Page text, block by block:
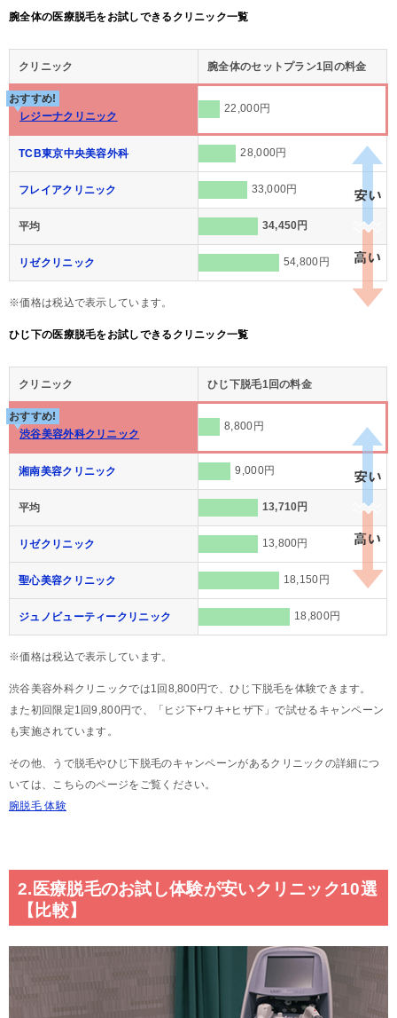
腕全体の医療脱毛をお試しできるクリニック一覧
クリニック 腕全体のセットプラン1回の料金
おすすめ!
レジーナクリニック
22,000円
TCB東京中央美容外科 28,000円
フレイアクリニック 33,000円
平均 34,450円
リゼクリニック 54,800円
※価格は税込で表示しています。
ひじ下の医療脱毛をお試しできるクリニック一覧
クリニック ひじ下脱毛1回の料金
おすすめ!
渋谷美容外科クリニック
8,800円
湘南美容クリニック 9,000円
平均 13,710円
リゼクリニック 13,800円
聖心美容クリニック 18,150円
ジュノビューティークリニック 18,800円
※価格は税込で表示しています。
渋谷美容外科クリニックでは1回8,800円で、ひじ下脱毛を体験できます。
また初回限定1回9,800円で、「ヒジ下+ワキ+ヒザ下」で試せるキャンペーン
も実施されています。
その他、うで脱毛やひじ下脱毛のキャンペーンがあるクリニックの詳細につ
いては、こちらのページをご覧ください。
腕脱毛 体験
2.医療脱毛のお試し体験が安いクリニック10選
【比較】